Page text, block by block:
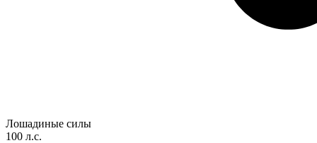
Лошадиные силы
100 л.с.